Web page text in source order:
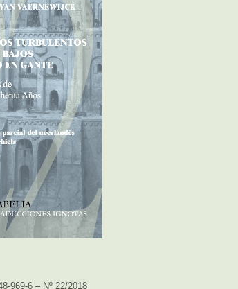
969-6 – Nº 22/2018